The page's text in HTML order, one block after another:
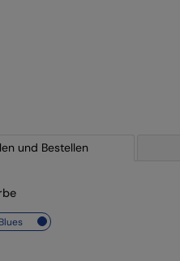
und Bestellen
blues